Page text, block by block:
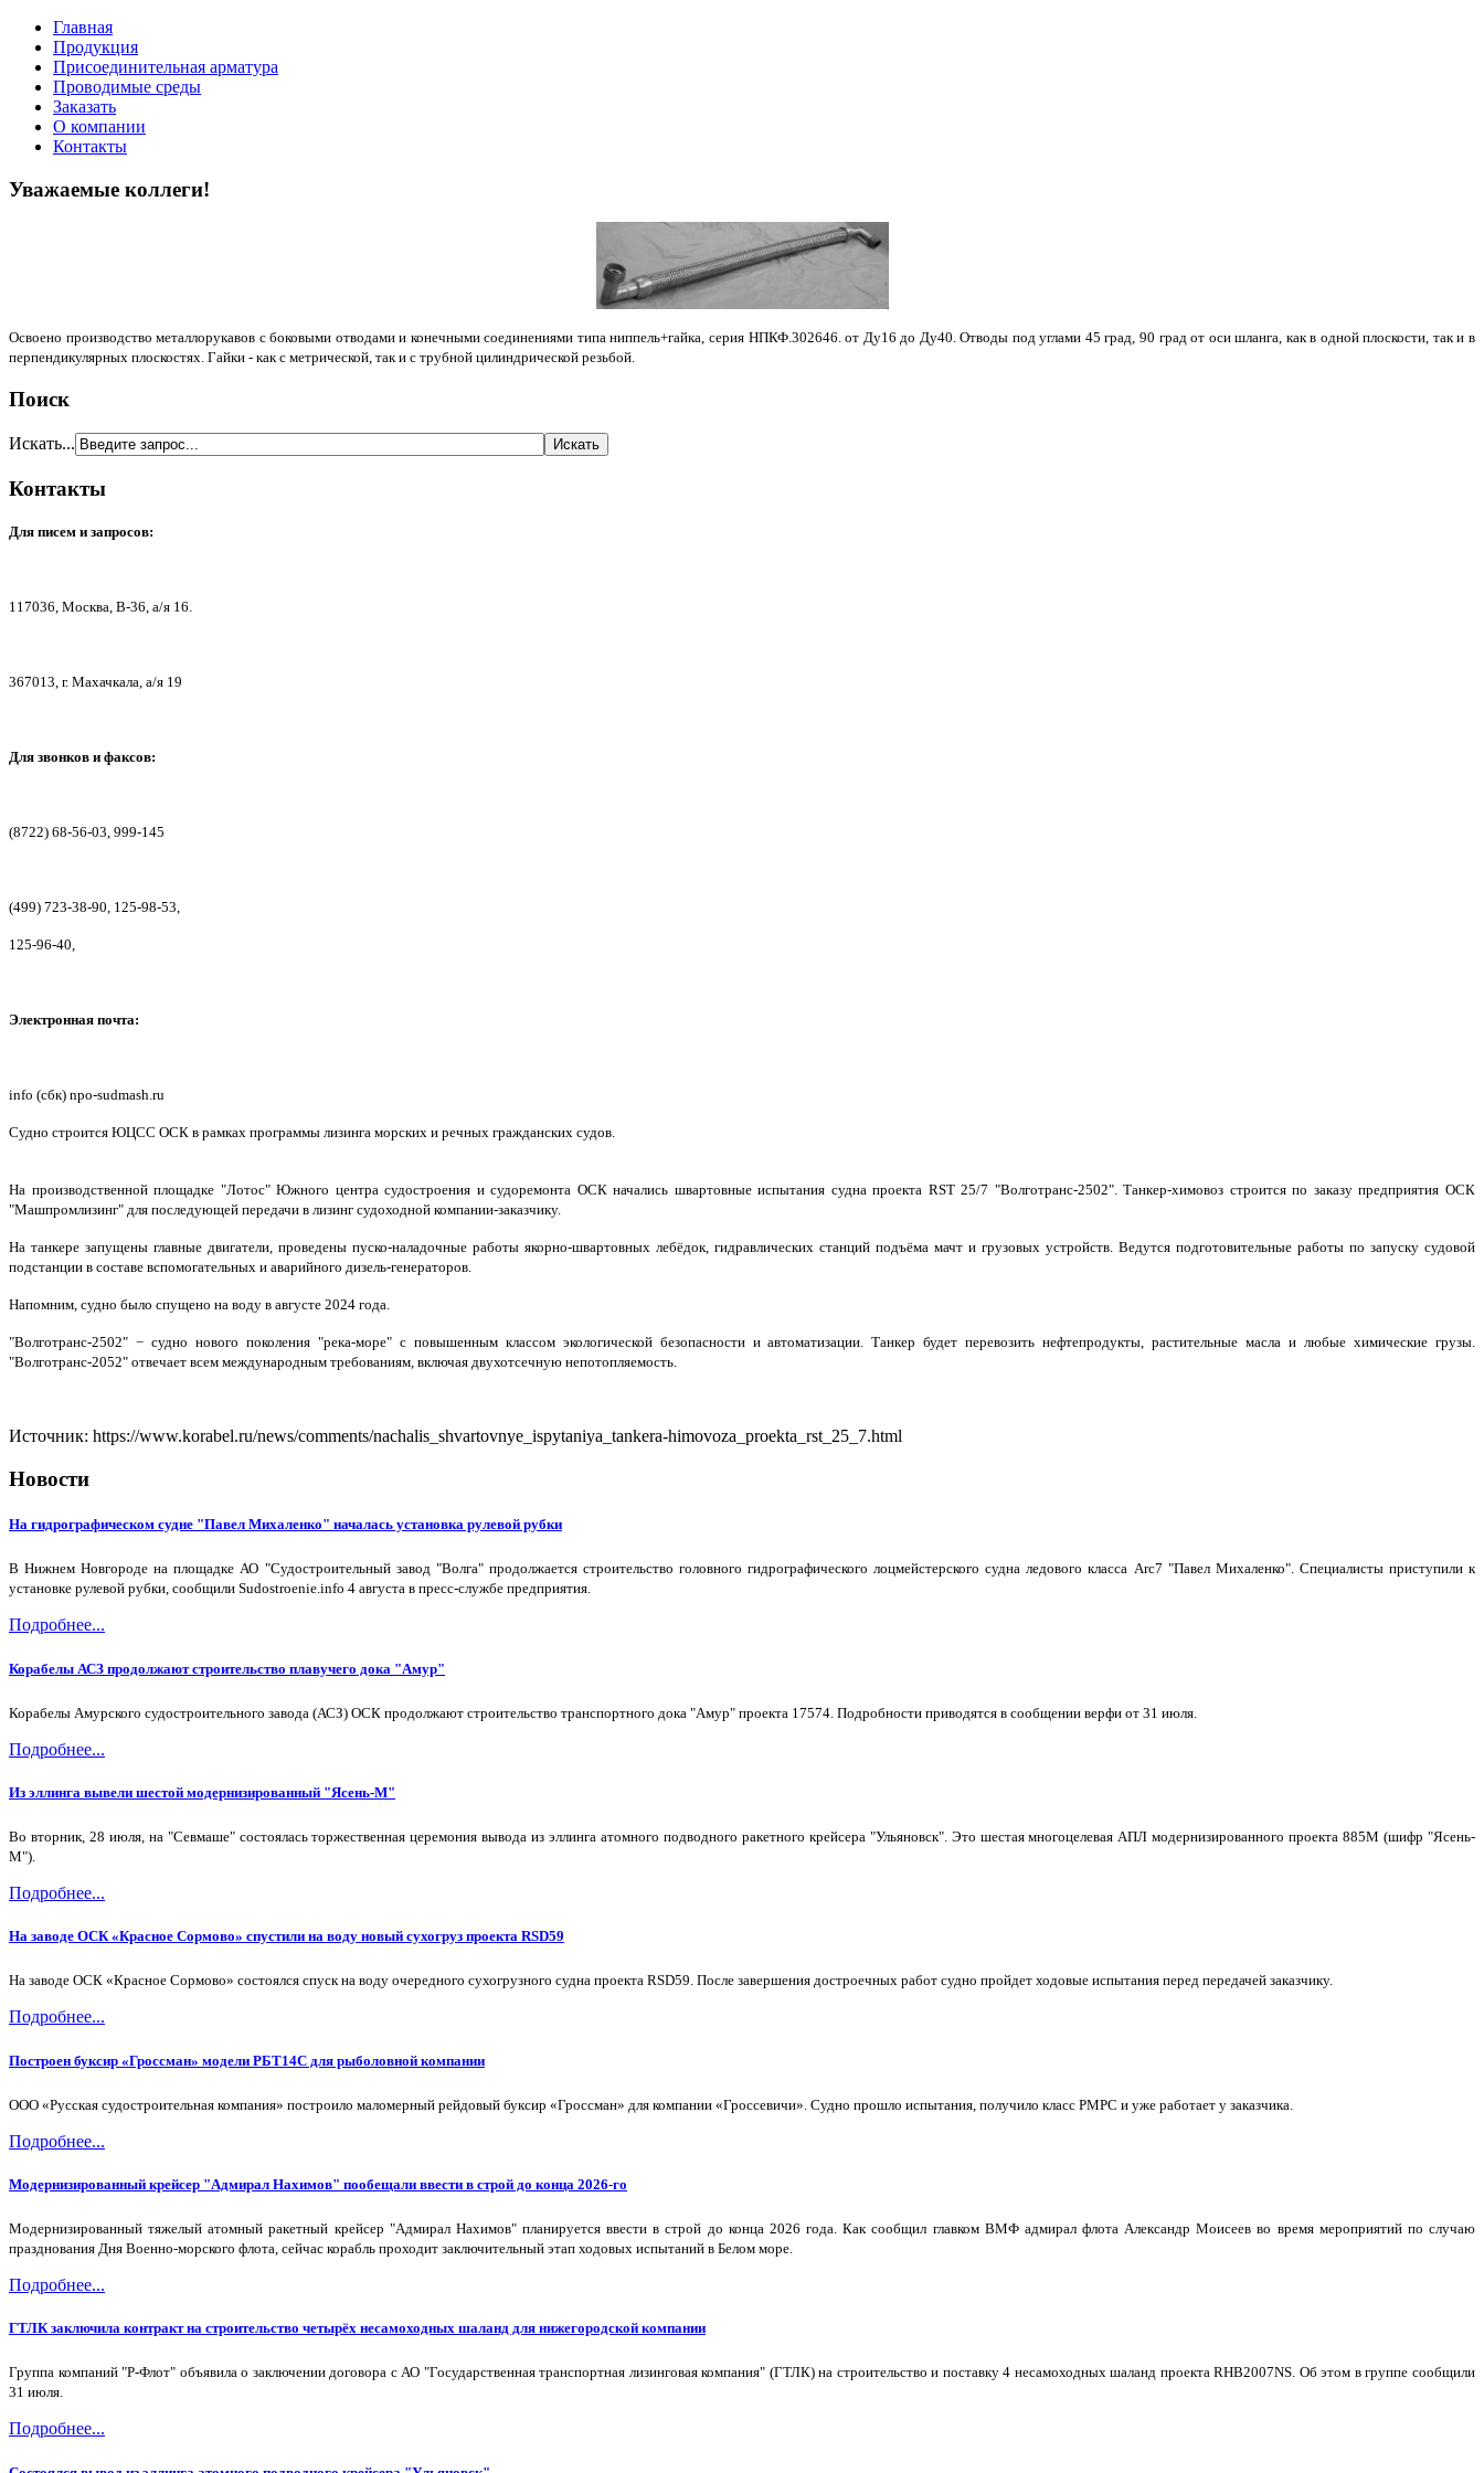
Главная
Продукция
Присоединительная арматура
Проводимые среды
Заказать
О компании
Контакты
Уважаемые коллеги!
Освоено производство металлорукавов с боковыми отводами и конечными соединениями типа ниппель+гайка, серия НПКФ.302646. от Ду16 до Ду40. Отводы под углами 45 град, 90 град от оси шланга, как в одной плоскости, так и в
перпендикулярных плоскостях. Гайки - как с метрической, так и с трубной цилиндрической резьбой.
Поиск
Искать...
Контакты
Для писем и запросов:
117036, Москва, В-36, а/я 16.
367013, г. Махачкала, а/я 19
Для звонков и факсов:
(8722) 68-56-03, 999-145
(499) 723-38-90, 125-98-53,
125-96-40,
Электронная почта:
info (сбк) npo-sudmash.ru
Судно строится ЮЦСС ОСК в рамках программы лизинга морских и речных гражданских судов.
На производственной площадке "Лотос" Южного центра судостроения и судоремонта ОСК начались швартовные испытания судна проекта RST 25/7 "Волготранс-2502". Танкер-химовоз строится по заказу предприятия ОСК
"Машпромлизинг" для последующей передачи в лизинг судоходной компании-заказчику.
На танкере запущены главные двигатели, проведены пуско-наладочные работы якорно-швартовных лебёдок, гидравлических станций подъёма мачт и грузовых устройств. Ведутся подготовительные работы по запуску судовой
подстанции в составе вспомогательных и аварийного дизель-генераторов.
Напомним, судно было спущено на воду в августе 2024 года.
"Волготранс-2502" − судно нового поколения "река-море" с повышенным классом экологической безопасности и автоматизации. Танкер будет перевозить нефтепродукты, растительные масла и любые химические грузы.
"Волготранс-2052" отвечает всем международным требованиям, включая двухотсечную непотопляемость.
Источник: https://www.korabel.ru/news/comments/nachalis_shvartovnye_ispytaniya_tankera-himovoza_proekta_rst_25_7.html
Новости
На гидрографическом судне "Павел Михаленко" началась установка рулевой рубки
В Нижнем Новгороде на площадке АО "Судостроительный завод "Волга" продолжается строительство головного гидрографического лоцмейстерского судна ледового класса Arc7 "Павел Михаленко". Специалисты приступили к
установке рулевой рубки, сообщили Sudostroenie.info 4 августа в пресс-службе предприятия.
Подробнее...
Корабелы АСЗ продолжают строительство плавучего дока "Амур"
Корабелы Амурского судостроительного завода (АСЗ) ОСК продолжают строительство транспортного дока "Амур" проекта 17574. Подробности приводятся в сообщении верфи от 31 июля.
Подробнее...
Из эллинга вывели шестой модернизированный "Ясень-М"
Во вторник, 28 июля, на "Севмаше" состоялась торжественная церемония вывода из эллинга атомного подводного ракетного крейсера "Ульяновск". Это шестая многоцелевая АПЛ модернизированного проекта 885М (шифр "Ясень-
М").
Подробнее...
На заводе ОСК «Красное Сормово» спустили на воду новый сухогруз проекта RSD59
На заводе ОСК «Красное Сормово» состоялся спуск на воду очередного сухогрузного судна проекта RSD59. После завершения достроечных работ судно пройдет ходовые испытания перед передачей заказчику.
Подробнее...
Построен буксир «Гроссман» модели РБТ14С для рыболовной компании
ООО «Русская судостроительная компания» построило маломерный рейдовый буксир «Гроссман» для компании «Гроссевичи». Судно прошло испытания, получило класс РМРС и уже работает у заказчика.
Подробнее...
Модернизированный крейсер "Адмирал Нахимов" пообещали ввести в строй до конца 2026-го
Модернизированный тяжелый атомный ракетный крейсер "Адмирал Нахимов" планируется ввести в строй до конца 2026 года. Как сообщил главком ВМФ адмирал флота Александр Моисеев во время мероприятий по случаю
празднования Дня Военно-морского флота, сейчас корабль проходит заключительный этап ходовых испытаний в Белом море.
Подробнее...
ГТЛК заключила контракт на строительство четырёх несамоходных шаланд для нижегородской компании
Группа компаний "Р-Флот" объявила о заключении договора с АО "Государственная транспортная лизинговая компания" (ГТЛК) на строительство и поставку 4 несамоходных шаланд проекта RHB2007NS. Об этом в группе сообщили
31 июля.
Подробнее...